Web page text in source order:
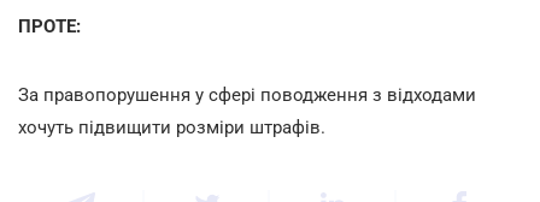
ПРОТЕ:
За правопорушення у сфері поводження з відходами
хочуть підвищити розміри штрафів.